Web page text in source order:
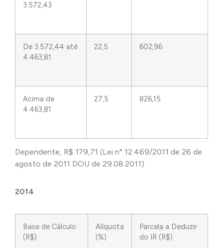
3.572,43
De 3.572,44 até
4.463,81
22,5 602,96
Acima de
4.463,81
27,5 826,15
Dependente, R$ 179,71 (Lei n° 12.469/2011 de 26 de
agosto de 2011 DOU de 29.08.2011)
2014
Base de Cálculo
(R$)
Alíquota
(%)
Parcela a Deduzir
do IR (R$)